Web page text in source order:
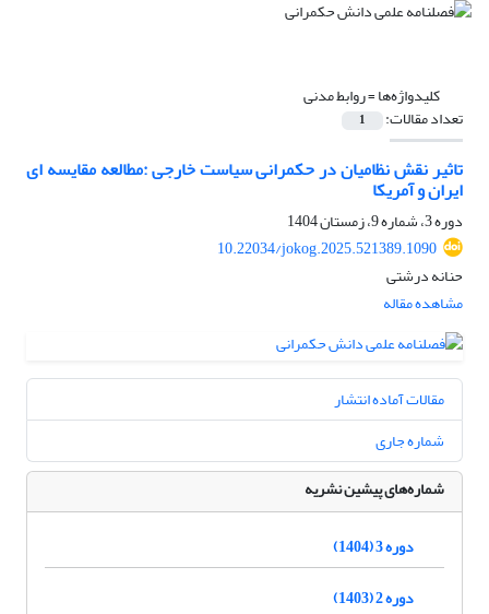
کلیدواژه‌ها =روابط مدنی
تعداد مقالات: 1
تاثیر نقش نظامیان در حکمرانی سیاست خارجی :مطالعه مقایسه ای
ایران و آمریکا
دوره 3، شماره 9، زمستان 1404
10.22034/jokog.2025.521389.1090
حنانه درشتی
مشاهده مقاله
مقالات آماده انتشار
شماره جاری
شماره‌های پیشین نشریه
دوره 3 (1404)
دوره 2 (1403)